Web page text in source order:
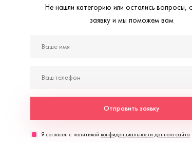
Не нашли категорию или остались вопросы,
заявку и мы поможем вам
Отправить заявку
Я согласен с политикой конфиденциальности данного сайта